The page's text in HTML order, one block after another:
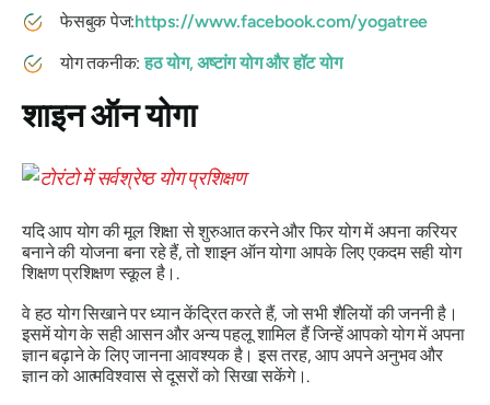
फेसबुक पेज:https://www.facebook.com/yogatree
योग तकनीक:हठ योग, अष्टांग योग और हॉट योग
शाइन ऑन योगा
यदि आप योग की मूल शिक्षा से शुरुआत करने और फिर योग में अपना करियर
बनाने की योजना बना रहे हैं, तो शाइन ऑन योगा आपके लिए एकदम सही योग
शिक्षण प्रशिक्षण स्कूल है।.
वे हठ योग सिखाने पर ध्यान केंद्रित करते हैं, जो सभी शैलियों की जननी है।
इसमें योग के सही आसन और अन्य पहलू शामिल हैं जिन्हें आपको योग में अपना
ज्ञान बढ़ाने के लिए जानना आवश्यक है। इस तरह, आप अपने अनुभव और
ज्ञान को आत्मविश्वास से दूसरों को सिखा सकेंगे।.